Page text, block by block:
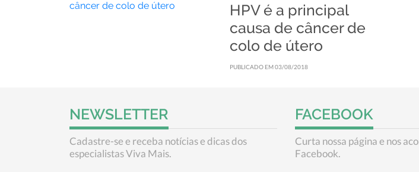
HPV é a principal
causa de câncer de
colo de útero
PUBLICADO EM 03/08/2018
NEWSLETTER
Cadastre-se e receba notícias e dicas dos
especialistas Viva Mais.
FACEBOOK
Curta nossa página e nos
Facebook.